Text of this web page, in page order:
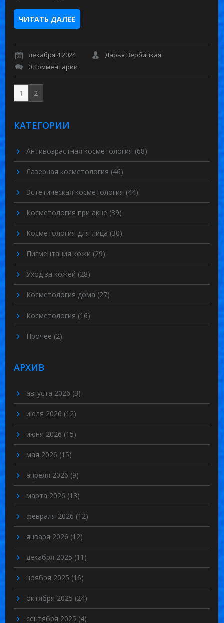
ЧИТАТЬ ДАЛЕЕ
декабря 4 2024
Дарья Вербицкая
0 Комментарии
1 2
КАТЕГОРИИ
Антивозрастная косметология (68)
Лазерная косметология (46)
Эстетическая косметология (44)
Косметология при акне (39)
Косметология для лица (30)
Пигментация кожи (29)
Уход за кожей (28)
Косметология дома (27)
Косметология (16)
Прочее (2)
АРХИВ
августа 2026 (3)
июля 2026 (12)
июня 2026 (15)
мая 2026 (15)
апреля 2026 (9)
марта 2026 (13)
февраля 2026 (12)
января 2026 (12)
декабря 2025 (11)
ноября 2025 (16)
октября 2025 (24)
сентября 2025 (4)